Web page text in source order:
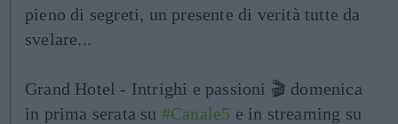
pieno di segreti, un presente di verità tutte da
svelare...
Grand Hotel - Intrighi e passioni 🎬 domenica
in prima serata su #Canale5 e in streaming su